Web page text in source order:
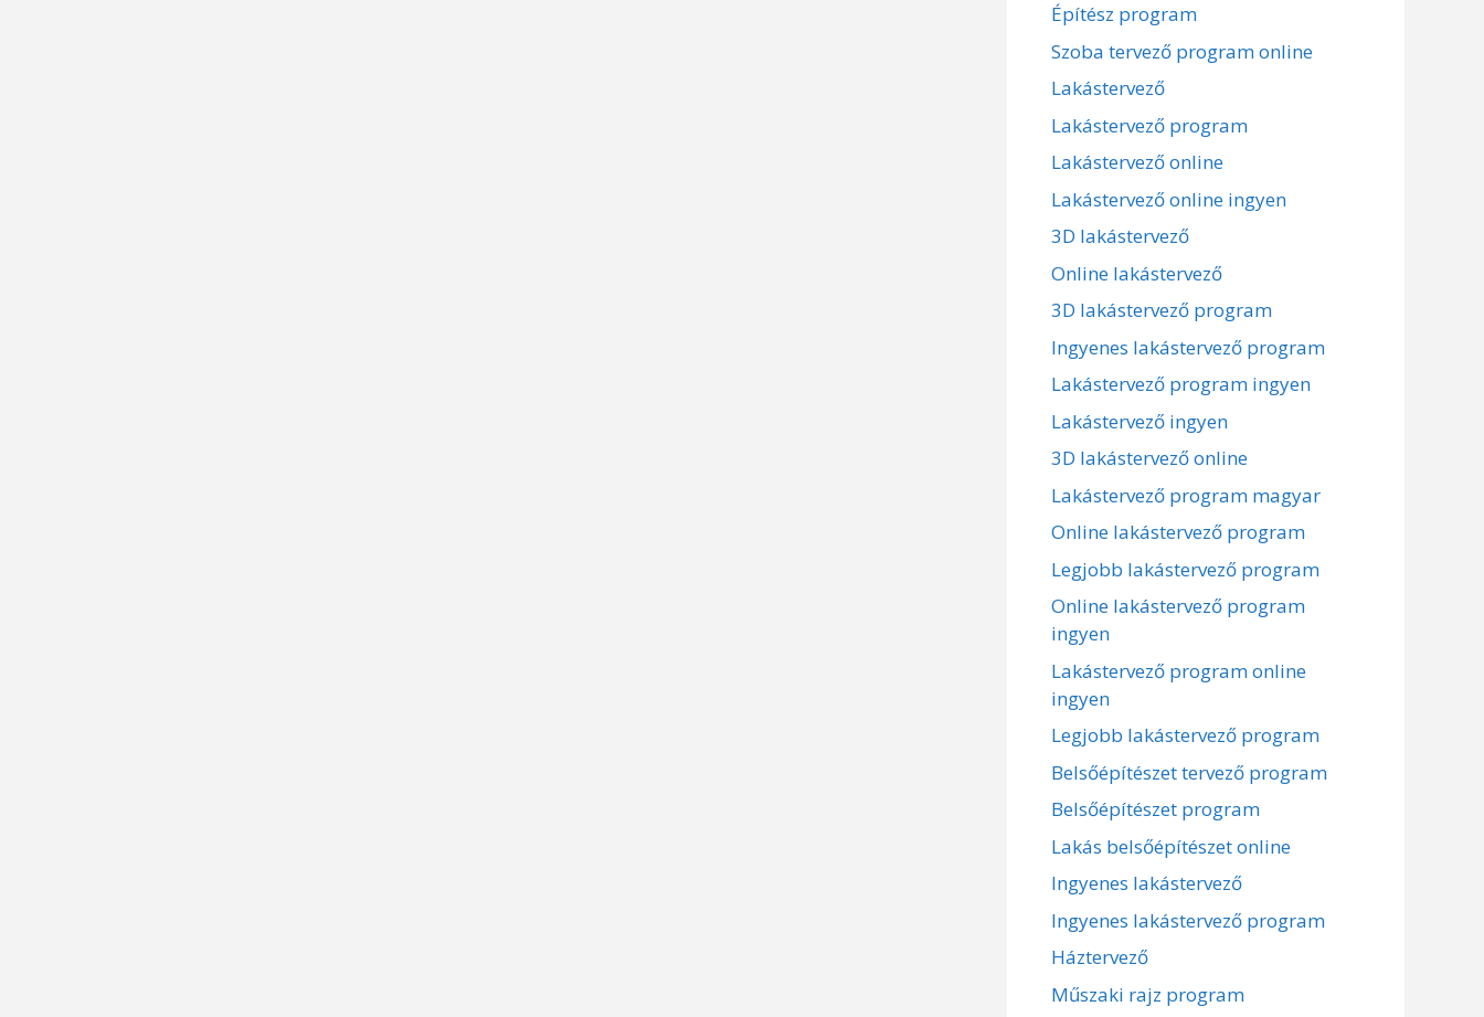
Építész program
Szoba tervező program online
Lakástervező
Lakástervező program
Lakástervező online
Lakástervező online ingyen
3D lakástervező
Online lakástervező
3D lakástervező program
Ingyenes lakástervező program
Lakástervező program ingyen
Lakástervező ingyen
3D lakástervező online
Lakástervező program magyar
Online lakástervező program
Legjobb lakástervező program
Online lakástervező program
ingyen
Lakástervező program online
ingyen
Legjobb lakástervező program
Belsőépítészet tervező program
Belsőépítészet program
Lakás belsőépítészet online
Ingyenes lakástervező
Ingyenes lakástervező program
Háztervező
Műszaki rajz program